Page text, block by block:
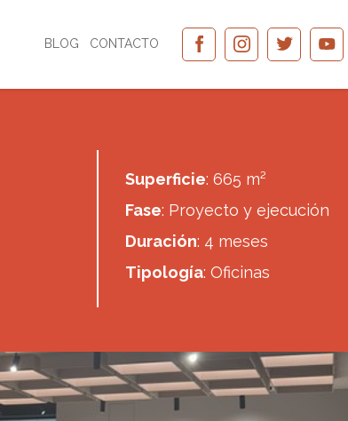
BLOG CONTACTO
Superficie: 665 m²
Fase: Proyecto y ejecución
Duración: 4 meses
Tipología: Oficinas